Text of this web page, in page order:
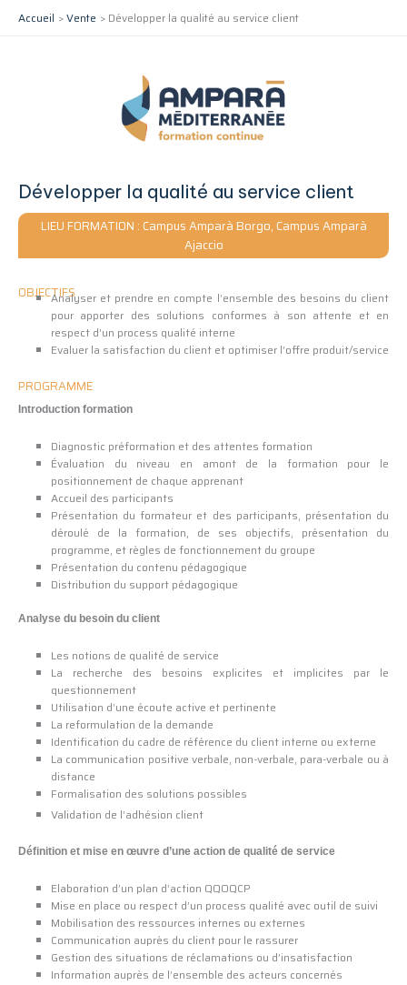
Accueil Vente Développer la qualité au service client
Développer la qualité au service client
LIEU FORMATION : Campus Amparà Borgo, Campus Amparà
Ajaccio
OBJECTIFSAnalyser et prendre en compte l’ensemble des besoins du client
pour apporter des solutions conformes à son attente et en
respect d’un process qualité interne
Evaluer la satisfaction du client et optimiser l’offre produit/service
PROGRAMME
Introduction formation
Diagnostic préformation et des attentes formation
Évaluation du niveau en amont de la formation pour le
positionnement de chaque apprenant
Accueil des participants
Présentation du formateur et des participants, présentation du
déroulé de la formation, de ses objectifs, présentation du
programme, et règles de fonctionnement du groupe
Présentation du contenu pédagogique
Distribution du support pédagogique
Analyse du besoin du client
Les notions de qualité de service
La recherche des besoins explicites et implicites par le
questionnement
Utilisation d’une écoute active et pertinente
La reformulation de la demande
Identification du cadre de référence du client interne ou externe
La communication positive verbale, non-verbale, para-verbale ou à
distance
Formalisation des solutions possibles
Validation de l’adhésion client
Définition et mise en œuvre d’une action de qualité de service
Elaboration d’un plan d’action QQOQCP
Mise en place ou respect d’un process qualité avec outil de suivi
Mobilisation des ressources internes ou externes
Communication auprès du client pour le rassurer
Gestion des situations de réclamations ou d’insatisfaction
Information auprès de l’ensemble des acteurs concernés